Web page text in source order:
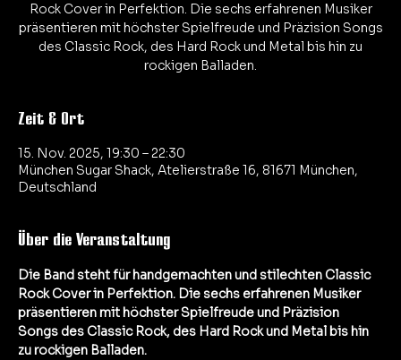
Rock Cover in Perfektion. Die sechs erfahrenen Musiker
präsentieren mit höchster Spielfreude und Präzision Songs
des Classic Rock, des Hard Rock und Metal bis hin zu
rockigen Balladen.
Zeit & Ort
15. Nov. 2025, 19:30 – 22:30
München Sugar Shack, Atelierstraße 16, 81671 München,
Deutschland
Über die Veranstaltung
Die Band steht für handgemachten und stilechten Classic
Rock Cover in Perfektion. Die sechs erfahrenen Musiker
präsentieren mit höchster Spielfreude und Präzision
Songs des Classic Rock, des Hard Rock und Metal bis hin
zu rockigen Balladen.